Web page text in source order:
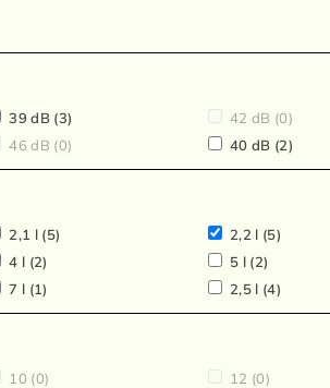
39 dB (3) 42 dB (0)
46 dB (0) 40 dB (2)
2,1 l (5) 2,2 l (5)
4 l (2) 5 l (2)
7 l (1) 2,5 l (4)
10 (0) 12 (0)